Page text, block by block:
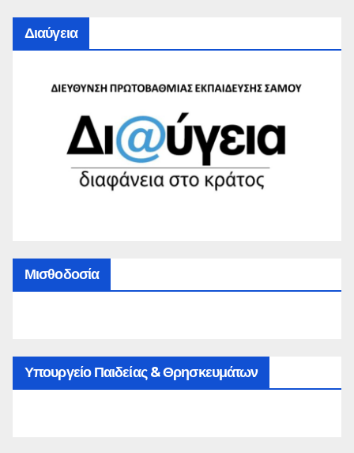
Διαύγεια
Μισθοδοσία
Υπουργείο Παιδείας & Θρησκευμάτων